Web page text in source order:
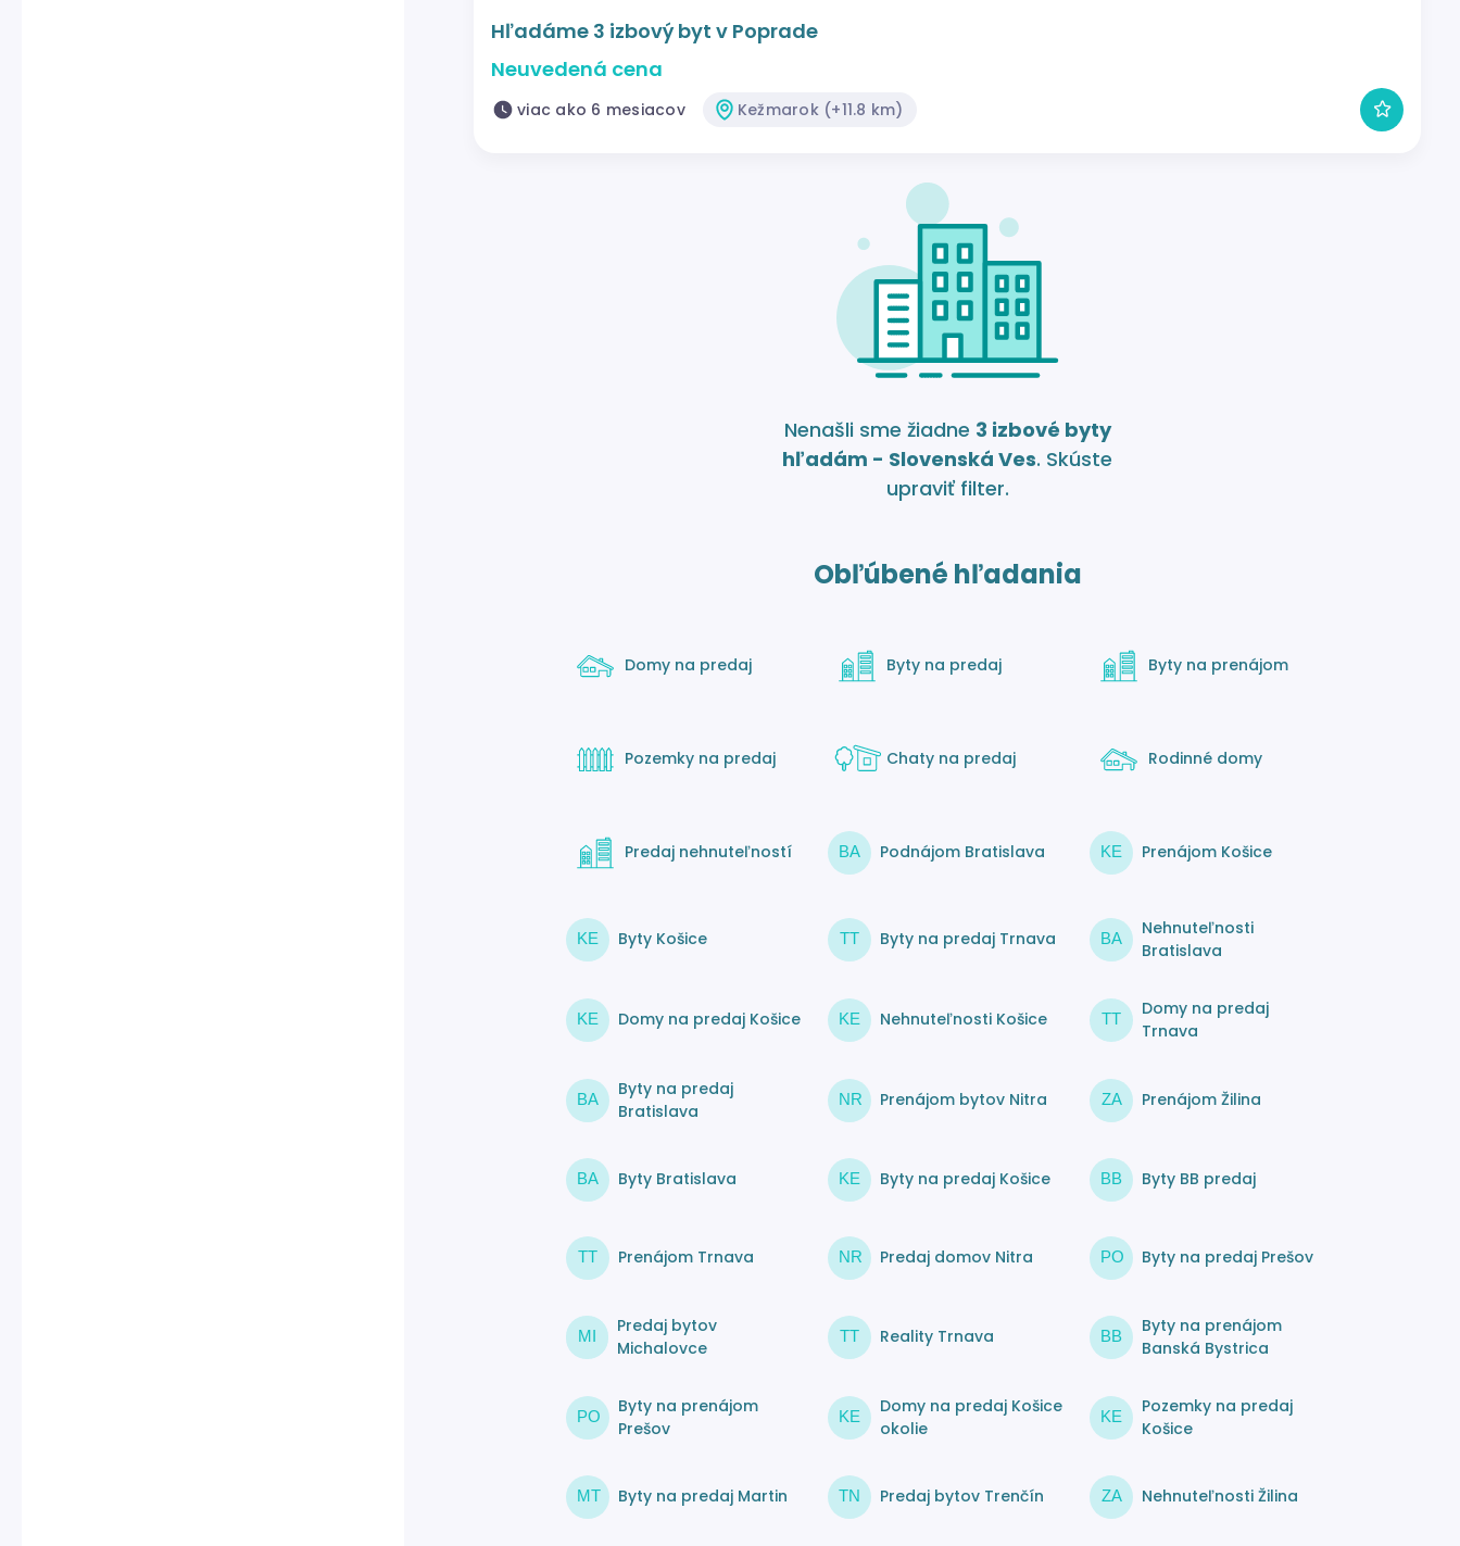
Hľadáme 3 izbový byt v Poprade
Neuvedená cena
viac ako 6 mesiacov Kežmarok (+11.8 km)
Nenašli sme žiadne 3 izbové byty
hľadám - Slovenská Ves. Skúste
upraviť filter.
Obľúbené hľadania
Domy na predaj Byty na predaj Byty na prenájom
Pozemky na predaj Chaty na predaj Rodinné domy
Predaj nehnuteľností BA Podnájom Bratislava KE Prenájom Košice
KE Byty Košice TT Byty na predaj Trnava BA
Nehnuteľnosti
Bratislava
KE Domy na predaj Košice KE Nehnuteľnosti Košice TT
Domy na predaj
Trnava
BA
Byty na predaj
Bratislava
NR Prenájom bytov Nitra ZA Prenájom Žilina
BA Byty Bratislava KE Byty na predaj Košice BB Byty BB predaj
TT Prenájom Trnava NR Predaj domov Nitra PO Byty na predaj Prešov
MI
Predaj bytov
Michalovce
TT Reality Trnava BB
Byty na prenájom
Banská Bystrica
PO
Byty na prenájom
Prešov
KE
Domy na predaj Košice
okolie
KE
Pozemky na predaj
Košice
MT Byty na predaj Martin TN Predaj bytov Trenčín ZA Nehnuteľnosti Žilina